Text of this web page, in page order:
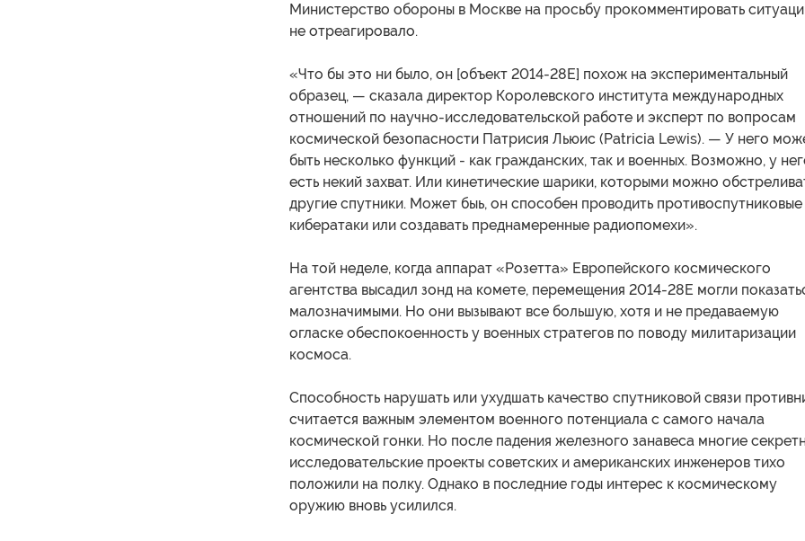
Министерство обороны в Москве на просьбу прокомментировать
не отреагировало.
«Что бы это ни было, он [объект 2014-28E] похож на экспериментальный
образец, — сказала директор Королевского института международных
отношений по научно-исследовательской работе и эксперт по вопросам
космической безопасности Патрисия Льюис (Patricia Lewis). — У него
быть несколько функций - как гражданских, так и военных. Возможно, у
есть некий захват. Или кинетические шарики, которыми можно
другие спутники. Может быь, он способен проводить противоспутниковые
кибератаки или создавать преднамеренные радиопомехи».
На той неделе, когда аппарат «Розетта» Европейского космического
агентства высадил зонд на комете, перемещения 2014-28E могли
малозначимыми. Но они вызывают все большую, хотя и не предаваемую
огласке обеспокоенность у военных стратегов по поводу милитаризации
космоса.
Способность нарушать или ухудшать качество спутниковой связи
считается важным элементом военного потенциала с самого начала
космической гонки. Но после падения железного занавеса многие
исследовательские проекты советских и американских инженеров тихо
положили на полку. Однако в последние годы интерес к космическому
оружию вновь усилился.